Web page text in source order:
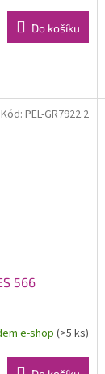
Do košíku
566
e-shop(>5 ks)
Kód: PEL-GR7922.2